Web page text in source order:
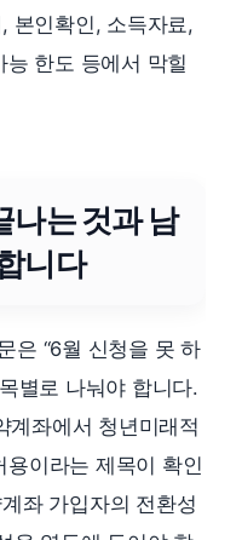
본인확인, 소득자료,
한도 등에서 막힐
나는 것과 남
니다
은 “6월 신청을 못 하
별로 나눠야 합니다.
계좌에서 청년미래적
이라는 제목이 확인
좌 가입자의 전환성